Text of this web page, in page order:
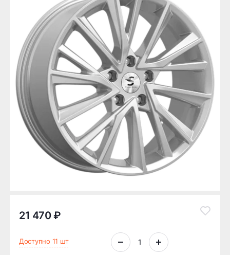
21 470 ₽
Доступно 11 шт